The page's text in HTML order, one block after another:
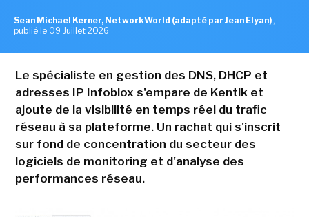
Sean Michael Kerner, NetworkWorld (adapté par Jean Elyan) ,
publié le 09 Juillet 2026
Le spécialiste en gestion des DNS, DHCP et
adresses IP Infoblox s'empare de Kentik et
ajoute de la visibilité en temps réel du trafic
réseau à sa plateforme. Un rachat qui s'inscrit
sur fond de concentration du secteur des
logiciels de monitoring et d'analyse des
performances réseau.